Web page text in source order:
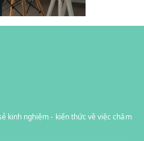
kinh nghiệm - kiến thức về việc chăm